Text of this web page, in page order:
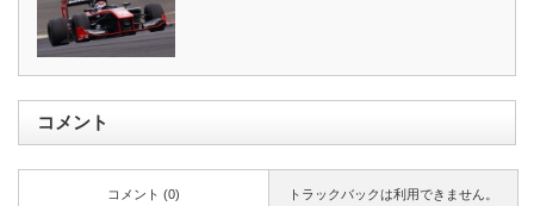
コメント
トラックバックは利用できません。
コメント (0)